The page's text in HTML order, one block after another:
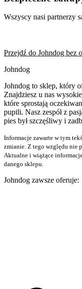
Wszyscy nasi partnerzy
Przejdź do Johndog bez
Johndog
Johndog to sklep, który
Znajdziesz u nas
które sprostają
pupili. Nasz zespół z
pies był szczęśliwy i
Informacje zawarte w tym
zmianie. Z tego względu nie
Aktualne i wiążące
danego sklepu.
Johndog zawsze oferuje: